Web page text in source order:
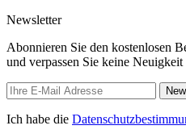
Newsletter
Abonnieren Sie den kostenlosen
und verpassen Sie keine
Ich habe die